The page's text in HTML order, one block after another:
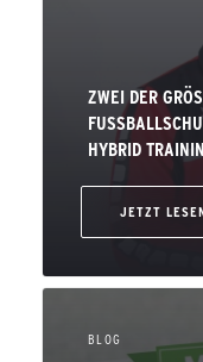
ZWEI DER
BRID TRAINING
JETZT
BLOG